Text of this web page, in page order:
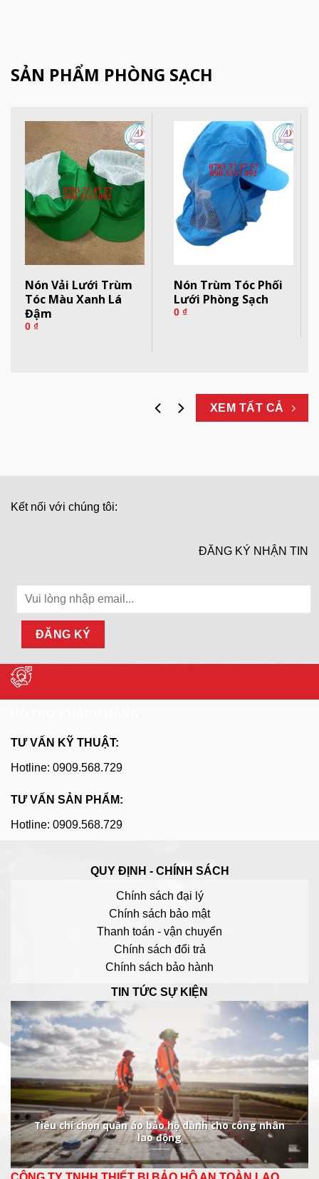
SẢN PHẨM PHÒNG SẠCH
Nón Vải Lưới Trùm
Tóc Màu Xanh Lá
Đậm
0 ₫
Nón Trùm Tóc Phối
Lưới Phòng Sạch
0 ₫
XEM TẤT CẢ
Kết nối với chúng tôi:
ĐĂNG KÝ NHẬN TIN
TƯ VẤN KỸ THUẬT:
Hotline: 0909.568.729
TƯ VẤN SẢN PHẨM:
Hotline: 0909.568.729
QUY ĐỊNH - CHÍNH SÁCH
Chính sách đại lý
Chính sách bảo mật
Thanh toán - vận chuyển
Chính sách đổi trả
Chính sách bảo hành
TIN TỨC SỰ KIỆN
Tiêu chí chọn quần áo bảo hộ dành cho công nhân
lao động